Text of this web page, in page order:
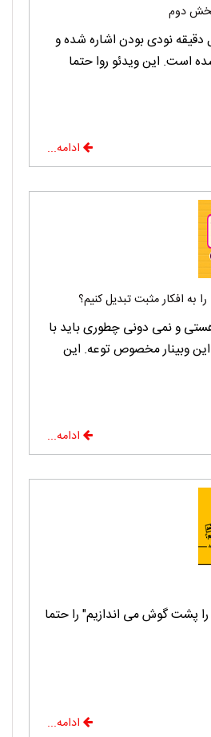
بخش دوم
دقیقه نودی بودن اشاره شده و
است. این ویدئو روا حتما
ادامه...
به افکار مثبت تبدیل کنیم؟
هستی و نمی دونی چطوری باید با
این وبینار مخصوص توعه. این
ادامه...
را پشت گوش می اندازیم" را حتما
ادامه...